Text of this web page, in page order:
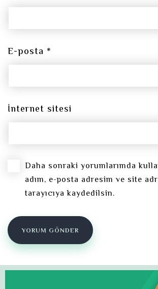
E-posta *
İnternet sitesi
Daha sonraki yorumlarımda
adım, e-posta adresim ve site
tarayıcıya kaydedilsin.